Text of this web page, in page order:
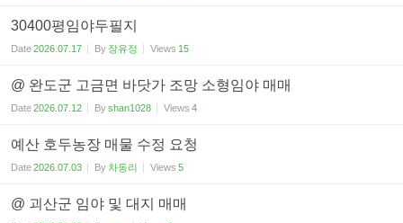
30400평임야두필지
Date2026.07.17 By 장유정 Views 15
@ 완도군 고금면 바닷가 조망 소형임야 매매
Date2026.07.12 Byshan1028 Views 4
예산 호두농장 매물 수정 요청
Date2026.07.03 By 차동리 Views 5
@ 괴산군 임야 및 대지 매매